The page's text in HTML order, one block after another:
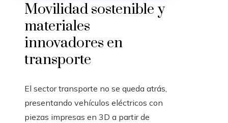
Movilidad sostenible y
materiales
innovadores en
transporte
El sector transporte no se queda atrás,
presentando vehículos eléctricos con
piezas impresas en 3D a partir de